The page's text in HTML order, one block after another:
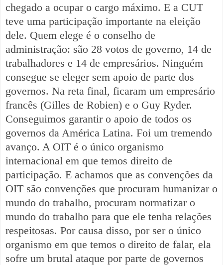
chegado a ocupar o cargo máximo. E a CUT
teve uma participação importante na eleição
dele. Quem elege é o conselho de
administração: são 28 votos de governo, 14 de
trabalhadores e 14 de empresários. Ninguém
consegue se eleger sem apoio de parte dos
governos. Na reta final, ficaram um empresário
francês (Gilles de Robien) e o Guy Ryder.
Conseguimos garantir o apoio de todos os
governos da América Latina. Foi um tremendo
avanço. A OIT é o único organismo
internacional em que temos direito de
participação. E achamos que as convenções da
OIT são convenções que procuram humanizar o
mundo do trabalho, procuram normatizar o
mundo do trabalho para que ele tenha relações
respeitosas. Por causa disso, por ser o único
organismo em que temos o direito de falar, ela
sofre um brutal ataque por parte de governos